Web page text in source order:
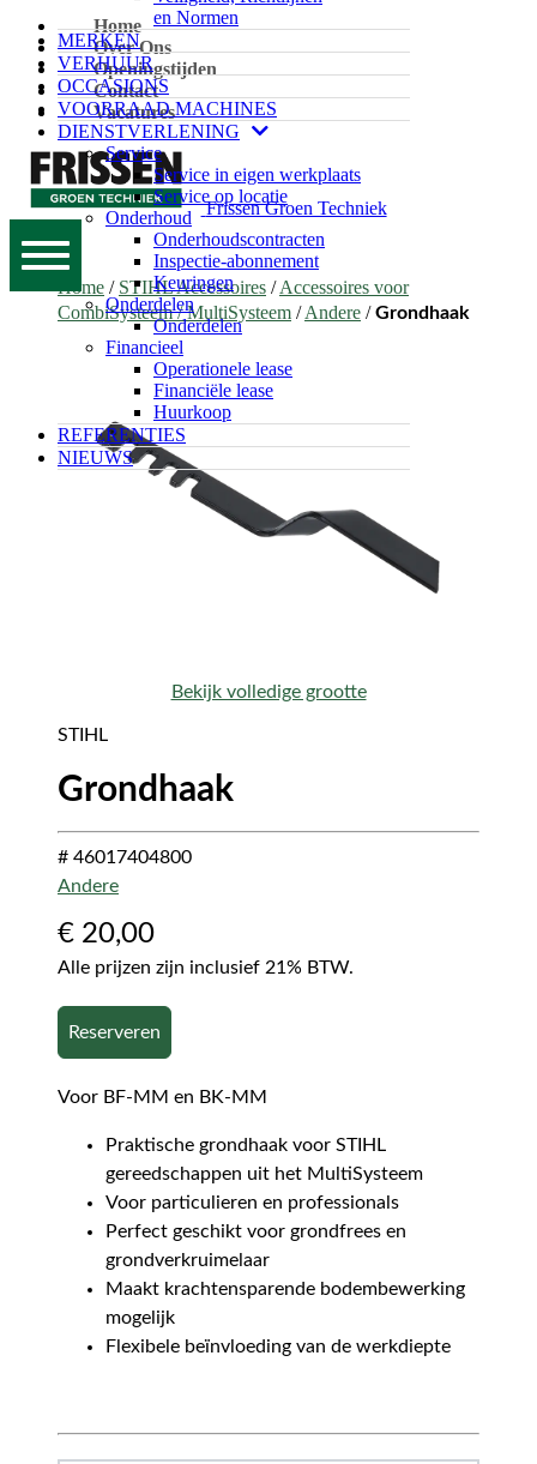
en Normen
MERKEN
VERHUUR
OCCASIONS
VOORRAAD MACHINES
DIENSTVERLENING
Service
Service in eigen werkplaats
Service op locatie
Onderhoud
Onderhoudscontracten
Inspectie-abonnement
Keuringen
Onderdelen
Onderdelen
Financieel
Operationele lease
Financiële lease
Huurkoop
REFERENTIES
NIEUWS
Home
Over Ons
Openingstijden
Contact
Vacatures
Frissen Groen Techniek
Home / STIHL Accessoires /Accessoires voor
CombiSysteem / MultiSysteem /Andere /Grondhaak
Bekijk volledige grootte
STIHL
Grondhaak
# 46017404800
Andere
€ 20,00
Alle prijzen zijn inclusief 21% BTW.
Reserveren
Voor BF-MM en BK-MM
Praktische grondhaak voor STIHL
gereedschappen uit het MultiSysteem
Voor particulieren en professionals
Perfect geschikt voor grondfrees en
grondverkruimelaar
Maakt krachtensparende bodembewerking
mogelijk
Flexibele beïnvloeding van de werkdiepte